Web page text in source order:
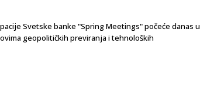
Svetske banke "Spring Meetings" počeće danas u
geopolitičkih previranja i tehnoloških